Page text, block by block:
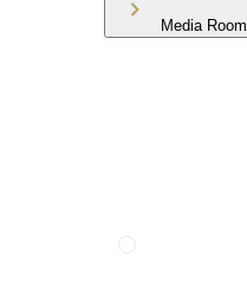
Media Room